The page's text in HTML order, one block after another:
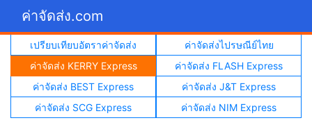
ค่าจัดส่ง.com
เปรียบเทียบอัตราค่าจัดส่ง
ค่าจัดส่งไปรษณีย์ไทย
ค่าจัดส่ง KERRY Express
ค่าจัดส่ง FLASH Express
ค่าจัดส่ง BEST Express
ค่าจัดส่ง J&T Express
ค่าจัดส่ง SCG Express
ค่าจัดส่ง NIM Express